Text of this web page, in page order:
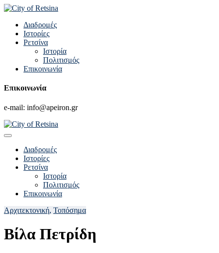
Διαδρομές
Ιστορίες
Ρετσίνα
Ιστορία
Πολιτισμός
Επικοινωνία
Επικοινωνία
e-mail: info@apeiron.gr
Διαδρομές
Ιστορίες
Ρετσίνα
Ιστορία
Πολιτισμός
Επικοινωνία
Αρχιτεκτονική, Τοπόσημα
Βίλα Πετρίδη